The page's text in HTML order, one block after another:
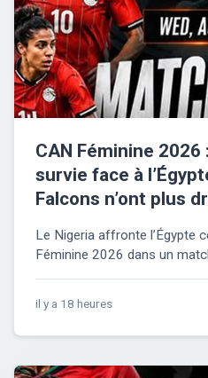
CAN Féminine
survie face à
Falcons n’ont plus
Le Nigeria affronte l’Égypte
Féminine 2026 dans un
il y a 18 heures